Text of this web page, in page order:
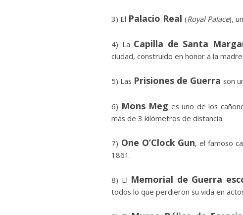
3) El Palacio Real (Royal Palace),
4) La Capilla de Santa
ciudad, construido en honor a la
5) Las Prisiones de Guerra son
6) Mons Meg es uno de los
más de 3 kilómetros de distancia.
7) One O’Clock Gun, el famoso
1861.
8) El Memorial de Guerra
todos lo que perdieron su vida en